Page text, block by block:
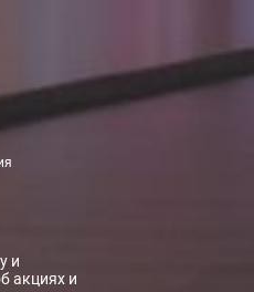
и
акциях и